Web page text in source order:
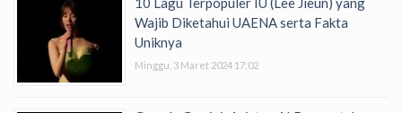
Wajib Diketahui UAENA serta Fakta
Uniknya
Minggu, 3 Maret 2024 17:02